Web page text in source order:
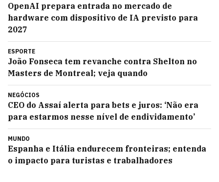
OpenAI prepara entrada no mercado de
hardware com dispositivo de IA previsto para
2027
ESPORTE
João Fonseca tem revanche contra Shelton no
Masters de Montreal; veja quando
NEGÓCIOS
CEO do Assaí alerta para bets e juros: ‘Não era
para estarmos nesse nível de endividamento’
MUNDO
Espanha e Itália endurecem fronteiras; entenda
o impacto para turistas e trabalhadores